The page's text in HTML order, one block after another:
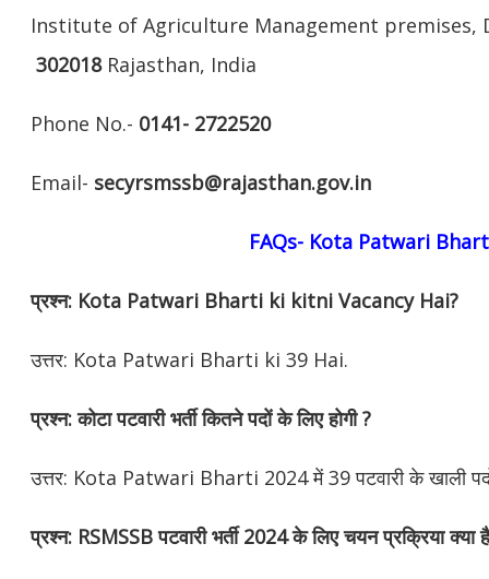
Institute of Agriculture Management premises,
302018 Rajasthan, India
Phone No.- 0141- 2722520
Email- secyrsmssb@rajasthan.gov.in
FAQs- Kota Patwari
प्रश्न: Kota Patwari Bharti ki kitni Vacancy Hai?
उत्तर: Kota Patwari Bharti ki 39 Hai.
प्रश्न: कोटा पटवारी भर्ती कितने पदों के लिए होगी ?
उत्तर: Kota Patwari Bharti 2024 में 39 पटवारी के खाली
प्रश्न: RSMSSB पटवारी भर्ती 2024 के लिए चयन प्रक्रिया क्या